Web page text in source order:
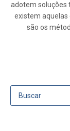
adotem soluções
existem aquelas
são os